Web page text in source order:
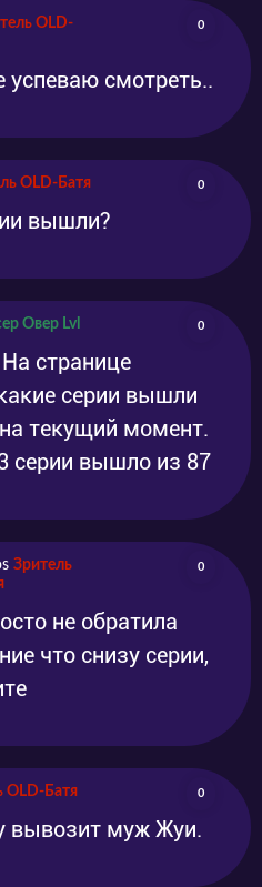
OLD-
0
успеваю смотреть..
OLD-Батя 0
вышли?
Овер Lvl 0
странице
серии вышли
текущий момент.
серии вышло из 87
Зритель
0
не обратила
что снизу серии,
OLD-Батя 0
вывозит муж Жуи.